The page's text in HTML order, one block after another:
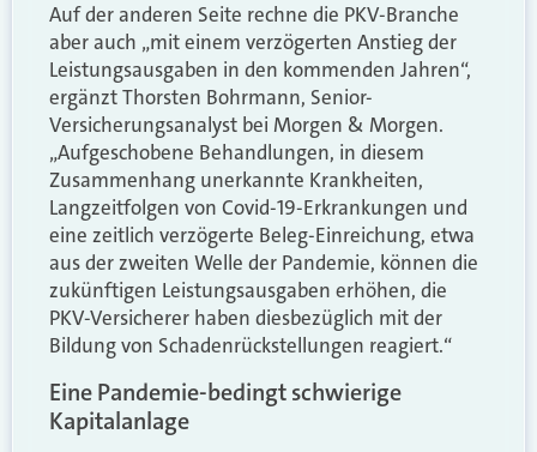
Auf der anderen Seite rechne die PKV-Branche
aber auch „mit einem verzögerten Anstieg der
Leistungsausgaben in den kommenden Jahren“,
ergänzt Thorsten Bohrmann, Senior-
Versicherungsanalyst bei Morgen & Morgen.
„Aufgeschobene Behandlungen, in diesem
Zusammenhang unerkannte Krankheiten,
Langzeitfolgen von Covid-19-Erkrankungen und
eine zeitlich verzögerte Beleg-Einreichung, etwa
aus der zweiten Welle der Pandemie, können die
zukünftigen Leistungsausgaben erhöhen, die
PKV-Versicherer haben diesbezüglich mit der
Bildung von Schadenrückstellungen reagiert.“
Eine Pandemie-bedingt schwierige
Kapitalanlage